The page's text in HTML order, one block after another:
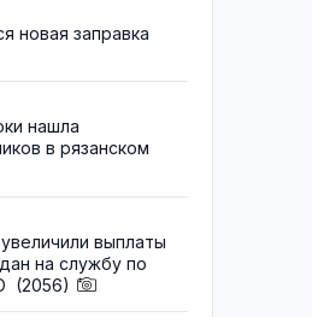
новая заправка
нашла
в рязанском
выплаты
на службу по
(2056)